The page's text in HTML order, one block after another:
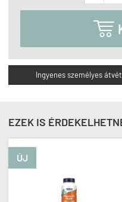

Ingyenes személyes
EZEK IS
ÚJ